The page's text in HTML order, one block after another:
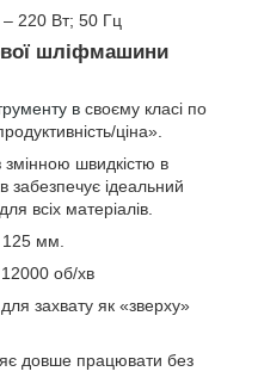
– 220 Вт; 50 Гц
шліфмашини
в своєму класі по
ціна».
змінною швидкістю в
забезпечує ідеальний
всіх матеріалів.
125 мм.
12000 об/хв
захвату як «зверху»
довше працювати без